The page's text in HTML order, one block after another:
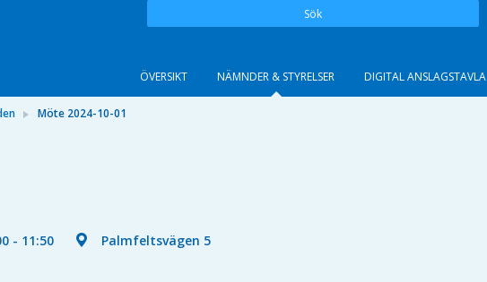
Sök
ÖVERSIKT NÄMNDER & STYRELSER DIGITAL ANSLAGSTAVLA
Möte 2024-10-01
- 11:50 Palmfeltsvägen 5